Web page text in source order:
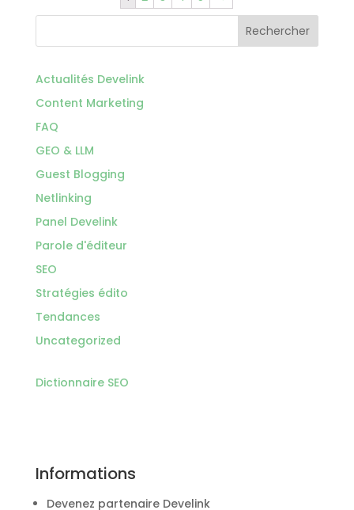
Rechercher
Actualités Develink
Content Marketing
FAQ
GEO & LLM
Guest Blogging
Netlinking
Panel Develink
Parole d'éditeur
SEO
Stratégies édito
Tendances
Uncategorized
Dictionnaire SEO
Informations
Devenez partenaire Develink